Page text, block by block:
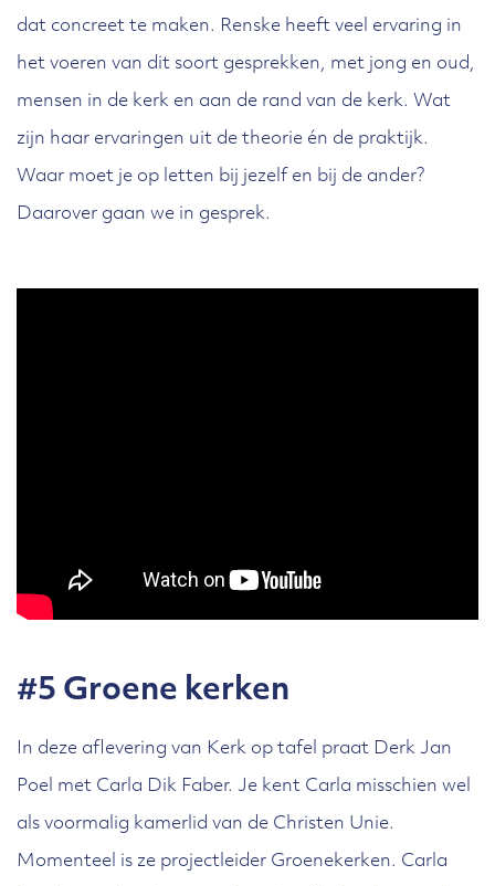
dat concreet te maken. Renske heeft veel ervaring in
het voeren van dit soort gesprekken, met jong en oud,
mensen in de kerk en aan de rand van de kerk. Wat
zijn haar ervaringen uit de theorie én de praktijk.
Waar moet je op letten bij jezelf en bij de ander?
Daarover gaan we in gesprek.
#5 Groene kerken
In deze aflevering van Kerk op tafel praat Derk Jan
Poel met Carla Dik Faber. Je kent Carla misschien wel
als voormalig kamerlid van de Christen Unie.
Momenteel is ze projectleider Groenekerken. Carla